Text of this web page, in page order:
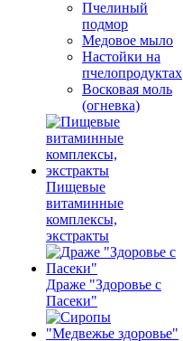
Пчелиный
подмор
Медовое мыло
Настойки на
пчелопродуктах
Восковая моль
(огневка)
Пищевые
витаминные
комплексы,
экстракты
Драже "Здоровье с
Пасеки"